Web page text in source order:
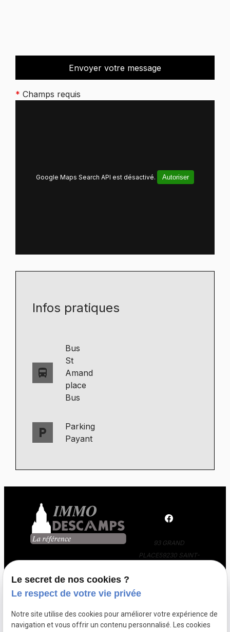
* Champs requis
Google Maps Search API est désactivé. Autoriser
Infos pratiques
directions_bus
Bus
St
Amand
place
Bus
local_parking
Parking
Payant
93 GRAND
PLACE59230 SAINT-
03 66 88 36 24
Le secret de nos cookies ?
Le respect de votre vie privée
Notre site utilise des cookies pour améliorer votre expérience de
navigation et vous offrir un contenu personnalisé. Les cookies